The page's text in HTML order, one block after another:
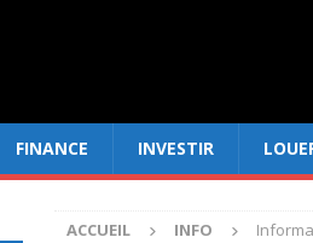
FINANCE INVESTIR
ACCUEIL INFO